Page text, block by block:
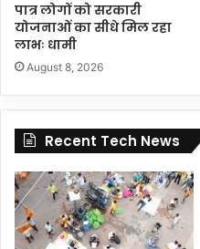
पात्र लोगों को सरकारी
योजनाओं का सीधे मिल रहा
लाभः धामी
August 8, 2026
Recent Tech News